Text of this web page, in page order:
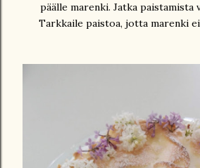
päälle marenki. Jatka paistamista
Tarkkaile paistoa, jotta marenki ei